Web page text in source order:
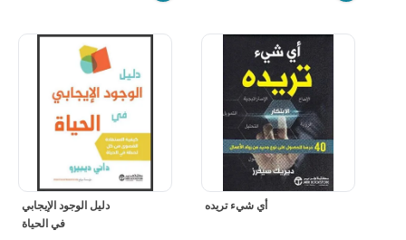
‎دليل الوجود الإيجابي
أي شيء تريده